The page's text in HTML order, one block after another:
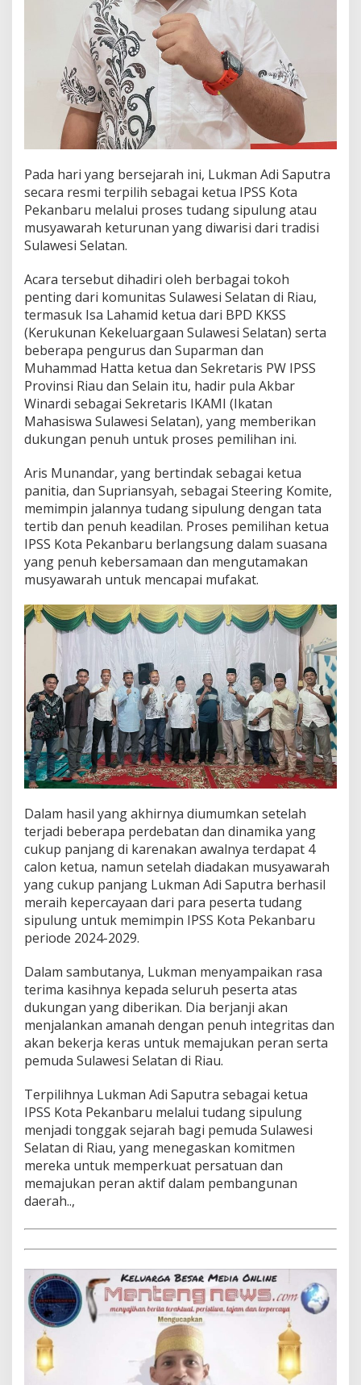
Pada hari yang bersejarah ini, Lukman Adi Saputra
secara resmi terpilih sebagai ketua IPSS Kota
Pekanbaru melalui proses tudang sipulung atau
musyawarah keturunan yang diwarisi dari tradisi
Sulawesi Selatan.
Acara tersebut dihadiri oleh berbagai tokoh
penting dari komunitas Sulawesi Selatan di Riau,
termasuk Isa Lahamid ketua dari BPD KKSS
(Kerukunan Kekeluargaan Sulawesi Selatan) serta
beberapa pengurus dan Suparman dan
Muhammad Hatta ketua dan Sekretaris PW IPSS
Provinsi Riau dan Selain itu, hadir pula Akbar
Winardi sebagai Sekretaris IKAMI (Ikatan
Mahasiswa Sulawesi Selatan), yang memberikan
dukungan penuh untuk proses pemilihan ini.
Aris Munandar, yang bertindak sebagai ketua
panitia, dan Supriansyah, sebagai Steering Komite,
memimpin jalannya tudang sipulung dengan tata
tertib dan penuh keadilan. Proses pemilihan ketua
IPSS Kota Pekanbaru berlangsung dalam suasana
yang penuh kebersamaan dan mengutamakan
musyawarah untuk mencapai mufakat.
Dalam hasil yang akhirnya diumumkan setelah
terjadi beberapa perdebatan dan dinamika yang
cukup panjang di karenakan awalnya terdapat 4
calon ketua, namun setelah diadakan musyawarah
yang cukup panjang Lukman Adi Saputra berhasil
meraih kepercayaan dari para peserta tudang
sipulung untuk memimpin IPSS Kota Pekanbaru
periode 2024-2029.
Dalam sambutanya, Lukman menyampaikan rasa
terima kasihnya kepada seluruh peserta atas
dukungan yang diberikan. Dia berjanji akan
menjalankan amanah dengan penuh integritas dan
akan bekerja keras untuk memajukan peran serta
pemuda Sulawesi Selatan di Riau.
Terpilihnya Lukman Adi Saputra sebagai ketua
IPSS Kota Pekanbaru melalui tudang sipulung
menjadi tonggak sejarah bagi pemuda Sulawesi
Selatan di Riau, yang menegaskan komitmen
mereka untuk memperkuat persatuan dan
memajukan peran aktif dalam pembangunan
daerah..,